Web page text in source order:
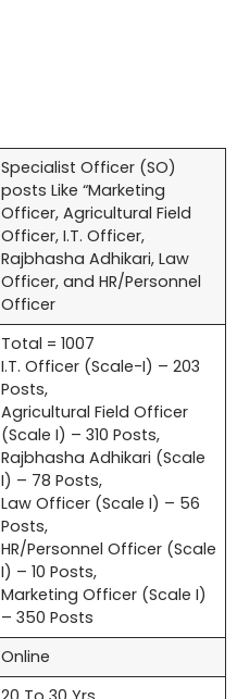
Specialist Officer (SO)
posts Like “Marketing
Officer, Agricultural Field
Officer, I.T. Officer,
Rajbhasha Adhikari, Law
Officer, and HR/Personnel
Officer
Total = 1007
I.T. Officer (Scale-I) – 203
Posts,
Agricultural Field Officer
(Scale I) – 310 Posts,
Rajbhasha Adhikari (Scale
I) – 78 Posts,
Law Officer (Scale I) – 56
Posts,
HR/Personnel Officer (Scale
I) – 10 Posts,
Marketing Officer (Scale I)
– 350 Posts
Online